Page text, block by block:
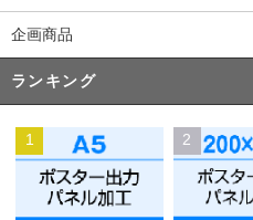
企画商品
ランキング
1 2